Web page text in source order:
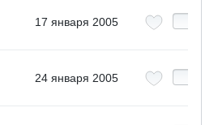
17 января 2005
24 января 2005